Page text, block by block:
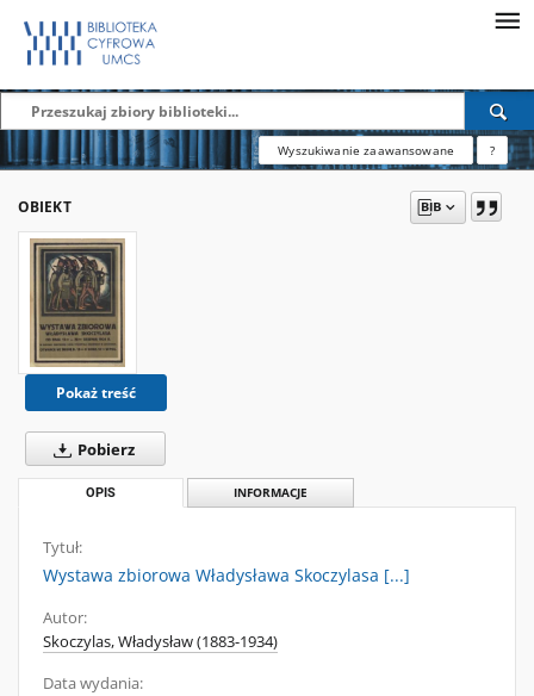
Wyszukiwanie zaawansowane ?
OBIEKT
Pokaż treść
Pobierz
OPIS INFORMACJE
Tytuł:
Wystawa zbiorowa Władysława Skoczylasa [...]
Autor:
Skoczylas, Władysław (1883-1934)
Data wydania: